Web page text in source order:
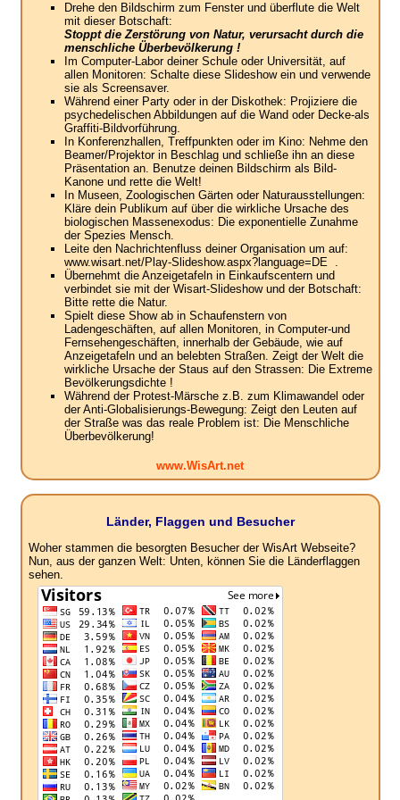
Drehe den Bildschirm zum Fenster und überflute die Welt
mit dieser Botschaft:
Stoppt die Zerstörung von Natur, verursacht durch die
menschliche Überbevölkerung !
Im Computer-Labor deiner Schule oder Universität, auf
allen Monitoren: Schalte diese Slideshow ein und verwende
sie als Screensaver.
Während einer Party oder in der Diskothek: Projiziere die
psychedelischen Abbildungen auf die Wand oder Decke-als
Graffiti-Bildvorführung.
In Konferenzhallen, Treffpunkten oder im Kino: Nehme den
Beamer/Projektor in Beschlag und schließe ihn an diese
Präsentation an. Benutze deinen Bildschirm als Bild-
Kanone und rette die Welt!
In Museen, Zoologischen Gärten oder Naturausstellungen:
Kläre dein Publikum auf über die wirkliche Ursache des
biologischen Massenexodus: Die exponentielle Zunahme
der Spezies Mensch.
Leite den Nachrichtenfluss deiner Organisation um auf:
www.wisart.net/Play-Slideshow.aspx?language=DE .
Übernehmt die Anzeigetafeln in Einkaufscentern und
verbindet sie mit der Wisart-Slideshow und der Botschaft:
Bitte rette die Natur.
Spielt diese Show ab in Schaufenstern von
Ladengeschäften, auf allen Monitoren, in Computer-und
Fernsehengeschäften, innerhalb der Gebäude, wie auf
Anzeigetafeln und an belebten Straßen. Zeigt der Welt die
wirkliche Ursache der Staus auf den Strassen: Die Extreme
Bevölkerungsdichte !
Während der Protest-Märsche z.B. zum Klimawandel oder
der Anti-Globalisierungs-Bewegung: Zeigt den Leuten auf
der Straße was das reale Problem ist: Die Menschliche
Überbevölkerung!
www.WisArt.net
Länder, Flaggen und Besucher
Woher stammen die besorgten Besucher der WisArt Webseite?
Nun, aus der ganzen Welt: Unten, können Sie die Länderflaggen
sehen.